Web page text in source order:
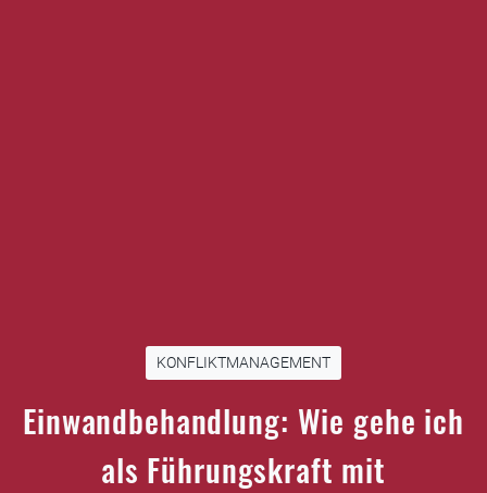
KONFLIKTMANAGEMENT
Einwandbehandlung: Wie gehe ich
als Führungskraft mit